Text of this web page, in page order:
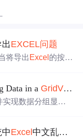
EXCEL问题
将导出 Excel 的按钮
Data in a GridView
实现数据分组显示
输出流设置、
Excel中文乱码